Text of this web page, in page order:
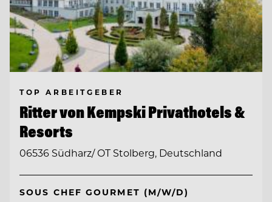
TOP ARBEITGEBER
Ritter von Kempski Privathotels &
Resorts
06536 Südharz/ OT Stolberg, Deutschland
SOUS CHEF GOURMET (M/W/D)